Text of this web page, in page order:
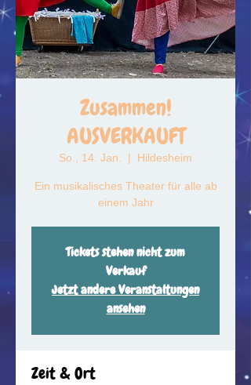
Zusammen!
AUSVERKAUFT
So., 14. Jan.
  |
Hildesheim
Ein musikalisches Theater für alle ab
einem Jahr
Tickets stehen nicht zum
Verkauf
Jetzt andere Veranstaltungen
ansehen
Zeit & Ort